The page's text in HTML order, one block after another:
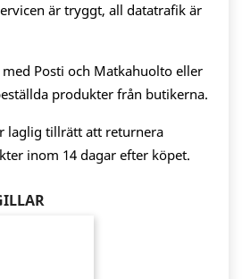
är tryggt, all datatrafik är
med Posti och Matkahuolto eller
produkter från butikerna.
laglig tillrätt att returnera
inom 14 dagar efter köpet.